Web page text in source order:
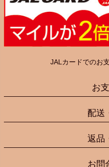
JALカードでのお
お
配送
返品
お問